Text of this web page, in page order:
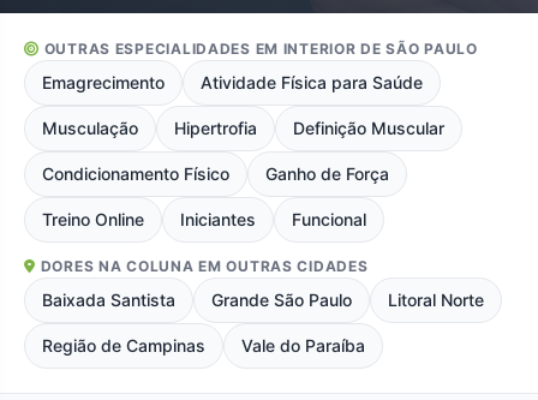
OUTRAS ESPECIALIDADES EM INTERIOR DE SÃO PAULO
Emagrecimento Atividade Física para Saúde
Musculação Hipertrofia Definição Muscular
Condicionamento Físico Ganho de Força
Treino Online Iniciantes Funcional
DORES NA COLUNA EM OUTRAS CIDADES
Baixada Santista Grande São Paulo Litoral Norte
Região de Campinas Vale do Paraíba